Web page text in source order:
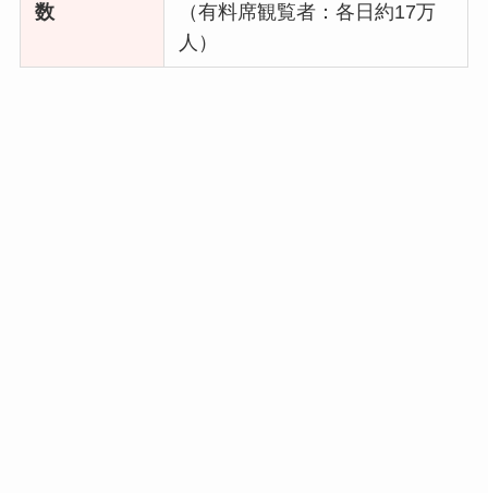
数
（有料席観覧者：各日約17万
人）